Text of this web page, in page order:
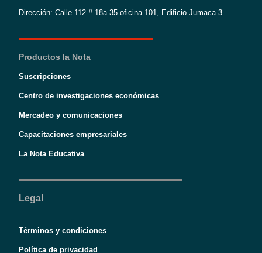
Dirección: Calle 112 # 18a 35 oficina 101, Edificio Jumaca 3
Productos la Nota
Suscripciones
Centro de investigaciones económicas
Mercadeo y comunicaciones
Capacitaciones empresariales
La Nota Educativa
Legal
Términos y condiciones
Política de privacidad